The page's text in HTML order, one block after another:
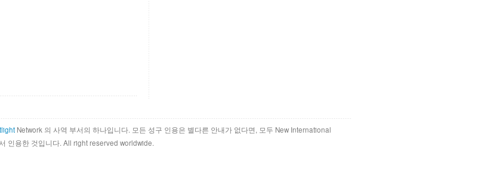
Network 의 사역 부서의 하나입니다. 모든 성구 인용은 별다른 안내가 없다면, 모두 New International
인용한 것입니다. All right reserved worldwide.